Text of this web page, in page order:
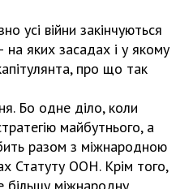
усі війни закінчуються
яких засадах і у якому
про що так
Бо одне діло, коли
майбутнього, а
разом з міжнародною
Статуту ООН. Крім того,